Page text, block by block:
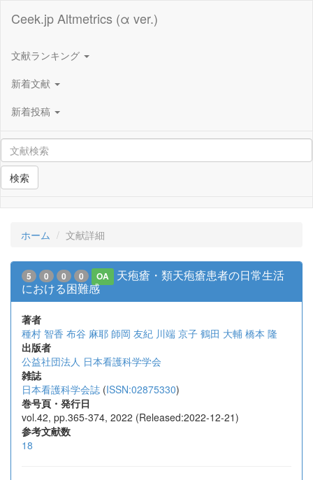
Ceek.jp Altmetrics (α ver.)
文献ランキング
新着文献
新着投稿
検索
ホーム 文献詳細
5 0 0 0 OA
天疱瘡・類天疱瘡患者の日常生活
における困難感
著者
種村 智香 布谷 麻耶 師岡 友紀 川端 京子 鶴田 大輔 橋本 隆
出版者
公益社団法人 日本看護科学学会
雑誌
日本看護科学会誌 (ISSN:02875330)
巻号頁・発行日
vol.42, pp.365-374, 2022 (Released:2022-12-21)
参考文献数
18